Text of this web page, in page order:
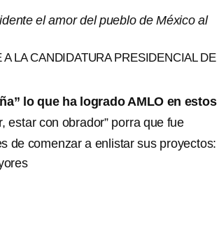
el amor del pueblo de México al
LA CANDIDATURA PRESIDENCIAL DE
lo que ha logrado AMLO en estos
estar con obrador” porra que fue
de comenzar a enlistar sus proyectos: